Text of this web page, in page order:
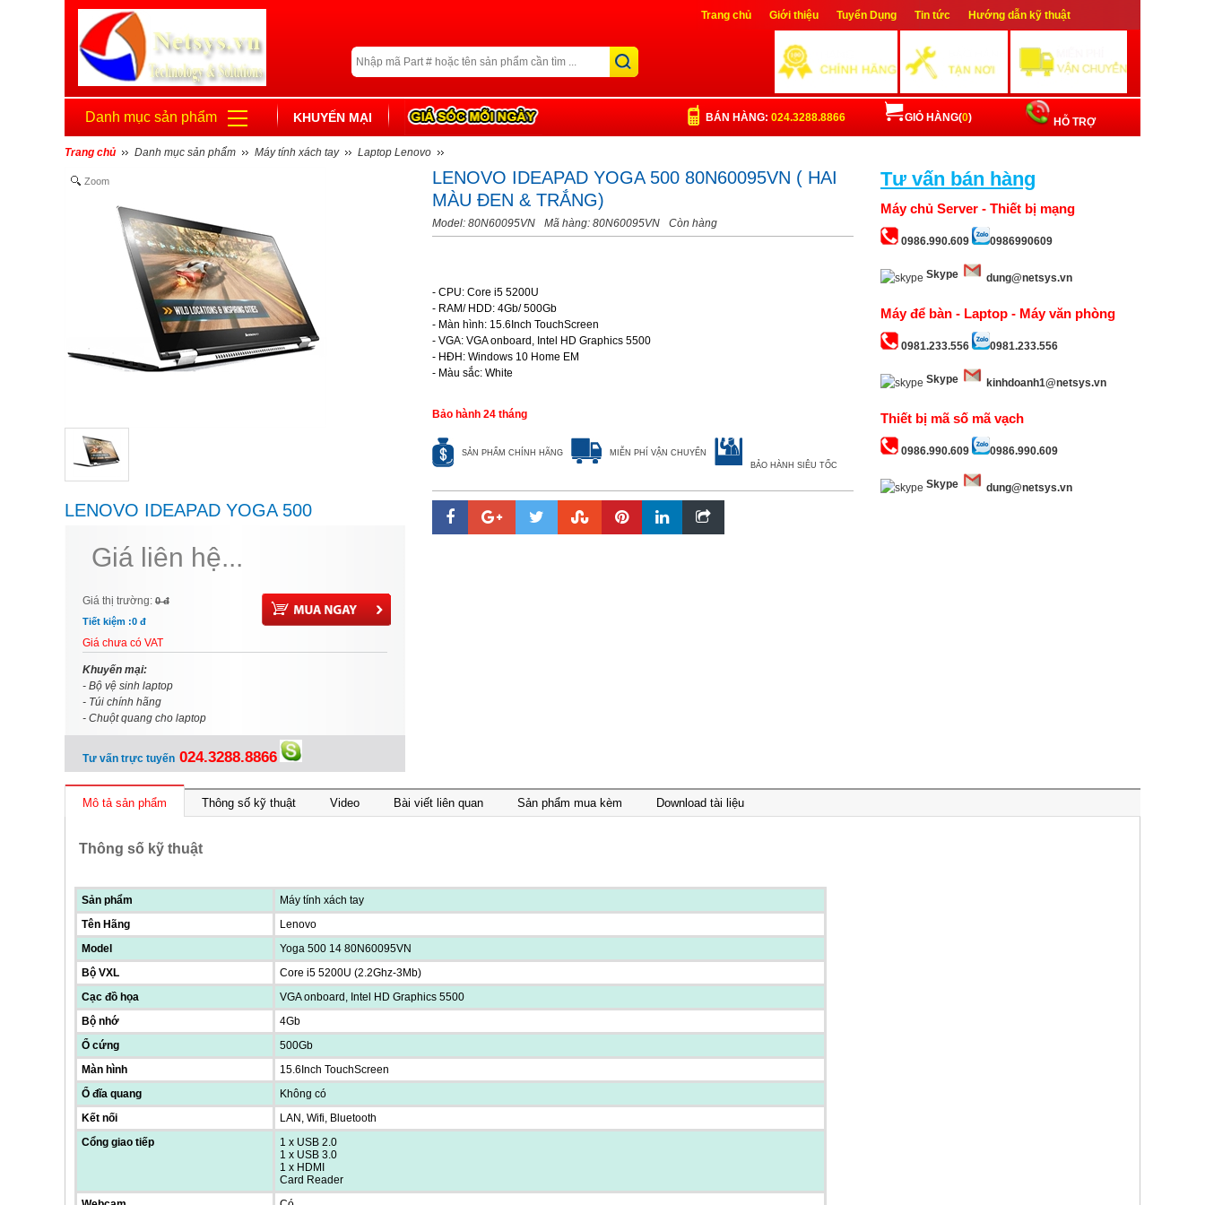
Trang chủ Giới thiệu Tuyển Dụng Tin tức Hướng dẫn kỹ thuật
Đăng nhập
Danh mục sản phẩm KHUYẾN MẠI HỖ TRỢ
GIỎ HÀNG(0)
BÁN HÀNG: 024.3288.8866
Trang chủ Danh mục sản phẩm Máy tính xách tay Laptop Lenovo
Zoom
LENOVO IDEAPAD YOGA 500
Giá liên hệ...
Giá thị trường: 0 đ
Tiết kiệm :0 đ
Giá chưa có VAT
Khuyến mại:
- Bộ vệ sinh laptop
- Túi chính hãng
- Chuột quang cho laptop
Tư vấn trực tuyến 024.3288.8866
LENOVO IDEAPAD YOGA 500 80N60095VN ( HAI
MÀU ĐEN & TRẮNG)
Model: 80N60095VN Mã hàng: 80N60095VN Còn hàng
- CPU: Core i5 5200U
- RAM/ HDD: 4Gb/ 500Gb
- Màn hình: 15.6Inch TouchScreen
- VGA: VGA onboard, Intel HD Graphics 5500
- HĐH: Windows 10 Home EM
- Màu sắc: White
Bảo hành 24 tháng
SẢN PHẨM CHÍNH HÃNG
MIỄN PHÍ VẬN CHUYỂN
BẢO HÀNH SIÊU TỐC
Tư vấn bán hàng
Máy chủ Server - Thiết bị mạng
0986.990.609 0986990609
Skype dung@netsys.vn
Máy để bàn - Laptop - Máy văn phòng
0981.233.556 0981.233.556
Skype kinhdoanh1@netsys.vn
Thiết bị mã số mã vạch
0986.990.609 0986.990.609
Skype dung@netsys.vn
Mô tả sản phẩm Thông số kỹ thuật Video Bài viết liên quan Sản phẩm mua kèm Download tài liệu
Thông số kỹ thuật
Sản phẩm
Máy tính xách tay
Tên Hãng
Lenovo
Model
Yoga 500 14 80N60095VN
Bộ VXL
Core i5 5200U (2.2Ghz-3Mb)
Cạc đồ họa
VGA onboard, Intel HD Graphics 5500
Bộ nhớ
4Gb
Ổ cứng
500Gb
Màn hình
15.6Inch TouchScreen
Ổ đĩa quang
Không có
Kết nối
LAN, Wifi, Bluetooth
Cổng giao tiếp
1 x USB 2.0
1 x USB 3.0
1 x HDMI
Card Reader